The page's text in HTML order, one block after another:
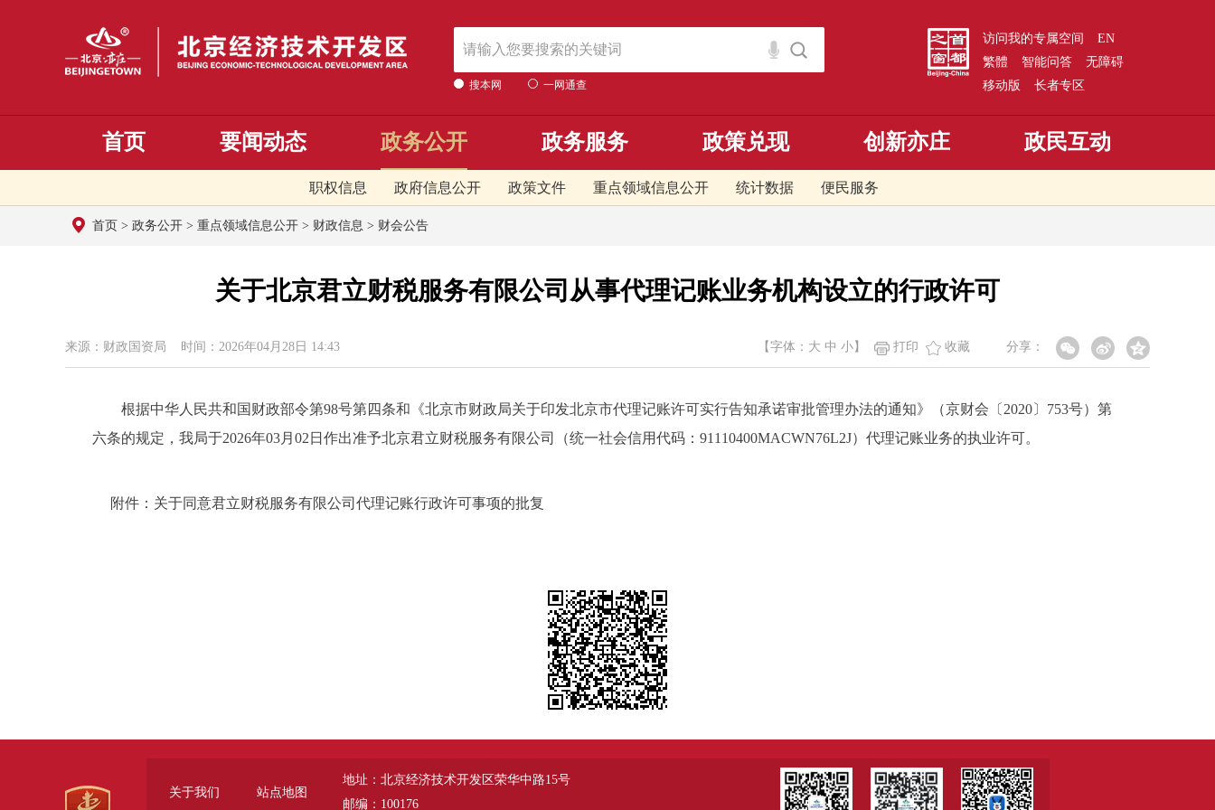
搜本网 一网通查
访问我的专属空间
EN
繁體
智能问答
无障碍
移动版
长者专区
首页 要闻动态 政务公开
职权信息 政府信息公开 政策文件 重点领域信息公开 统计数据 便民服务
政务服务 政策兑现 创新亦庄 政民互动
首页 > 政务公开 > 重点领域信息公开 > 财政信息 > 财会公告
关于北京君立财税服务有限公司从事代理记账业务机构设立的行政许可
来源：财政国资局 时间：2026年04月28日 14:43 分享：
【字体： 大 中 小 】 打印 收藏
根据中华人民共和国财政部令第98号第四条和《北京市财政局关于印发北京市代理记账许可实行告知承诺审批管理办法的通知》（京财会〔2020〕753号）第
六条的规定，我局于2026年03月02日作出准予北京君立财税服务有限公司（统一社会信用代码：91110400MACWN76L2J）代理记账业务的执业许可。
附件：关于同意君立财税服务有限公司代理记账行政许可事项的批复
关于我们 站点地图
地址：北京经济技术开发区荣华中路15号
邮编：100176